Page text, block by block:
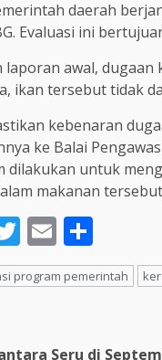
daerah
Evaluasi ini
laporan awal,
ikan tersebut tidak
kebenaran
ke Balai
dilakukan untuk
makanan
Twitter
Email
program pemerintah
Seru di